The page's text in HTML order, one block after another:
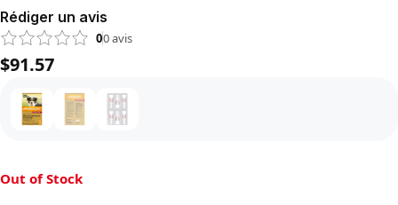
Rédiger un avis
00avis
$91.57
Out of Stock